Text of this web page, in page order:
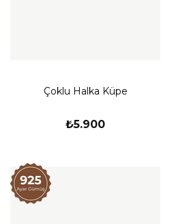
Çoklu Halka Küpe
₺5.900